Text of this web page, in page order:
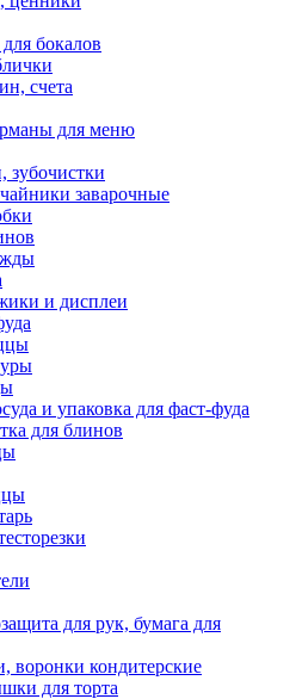
бокалов
счета
для меню
зубочистки
заварочные
и дисплеи
и упаковка для фаст-фуда
для блинов
для рук, бумага для
воронки кондитерские
для торта